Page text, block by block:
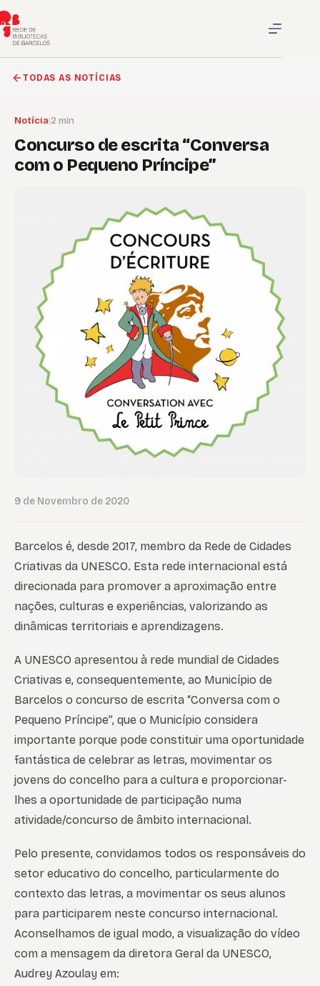
para
o
conteúdo
TODAS AS NOTÍCIAS
Notícia|2 min
Concurso de escrita “Conversa
com o Pequeno Príncipe”
9 de Novembro de 2020
Barcelos é, desde 2017, membro da Rede de Cidades
Criativas da UNESCO. Esta rede internacional está
direcionada para promover a aproximação entre
nações, culturas e experiências, valorizando as
dinâmicas territoriais e aprendizagens.
A UNESCO apresentou à rede mundial de Cidades
Criativas e, consequentemente, ao Município de
Barcelos o concurso de escrita “Conversa com o
Pequeno Príncipe”, que o Município considera
importante porque pode constituir uma oportunidade
fantástica de celebrar as letras, movimentar os
jovens do concelho para a cultura e proporcionar-
lhes a oportunidade de participação numa
atividade/concurso de âmbito internacional.
Pelo presente, convidamos todos os responsáveis do
setor educativo do concelho, particularmente do
contexto das letras, a movimentar os seus alunos
para participarem neste concurso internacional.
Aconselhamos de igual modo, a visualização do vídeo
com a mensagem da diretora Geral da UNESCO,
Audrey Azoulay em: